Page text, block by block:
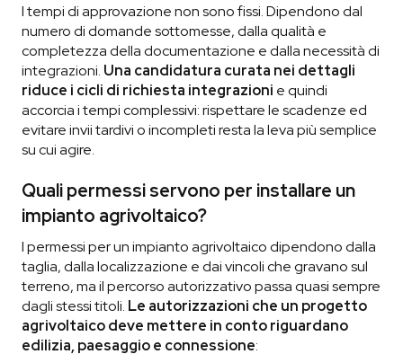
I tempi di approvazione non sono fissi. Dipendono dal
numero di domande sottomesse, dalla qualità e
completezza della documentazione e dalla necessità di
integrazioni. Una candidatura curata nei dettagli
riduce i cicli di richiesta integrazioni e quindi
accorcia i tempi complessivi: rispettare le scadenze ed
evitare invii tardivi o incompleti resta la leva più semplice
su cui agire.
Quali permessi servono per installare un
impianto agrivoltaico?
I permessi per un impianto agrivoltaico dipendono dalla
taglia, dalla localizzazione e dai vincoli che gravano sul
terreno, ma il percorso autorizzativo passa quasi sempre
dagli stessi titoli. Le autorizzazioni che un progetto
agrivoltaico deve mettere in conto riguardano
edilizia, paesaggio e connessione: